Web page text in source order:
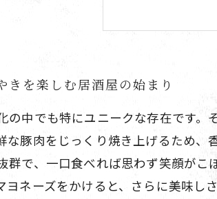
友人とシェ
最高の時間
きを楽しむ居酒屋の始まり
の中でも特にユニークな存在です
な豚肉をじっくり焼き上げるため
群で、一口食べれば思わず笑顔が
ヨネーズをかけると、さらに美味